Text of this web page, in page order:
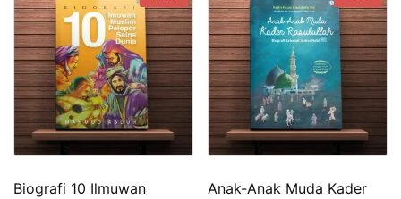
Biografi 10 Ilmuwan
Anak-Anak Muda Kader